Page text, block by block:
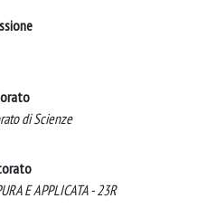
di Scienze
E APPLICATA - 23R